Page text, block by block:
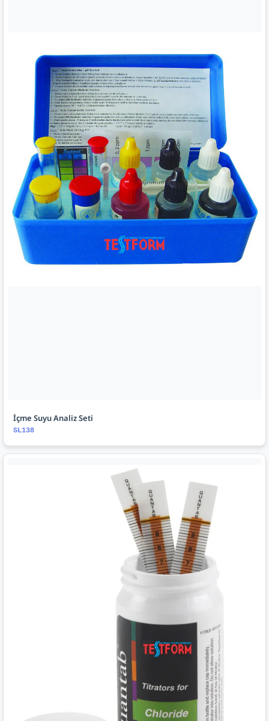
İçme Suyu Analiz Seti
SL138